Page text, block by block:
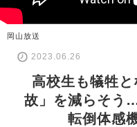
岡山放送
2023.06.26
高校生も犠牲
故」を減らそう
転倒体感